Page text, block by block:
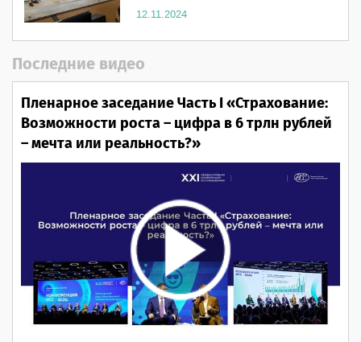
12.11.2024
Последние видео
Пленарное заседание Часть I «Страхование:
Возможности роста – цифра в 6 трлн рублей
– мечта или реальность?»